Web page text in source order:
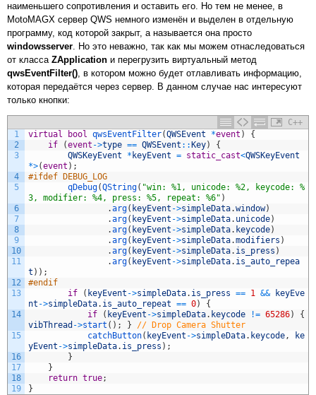
наименьшего сопротивления и оставить его. Но тем не менее, в
MotoMAGX сервер QWS немного изменён и выделен в отдельную
программу, код которой закрыт, а называется она просто
windowsserver. Но это неважно, так как мы можем отнаследоваться
от класса ZApplication и перегрузить виртуальный метод
qwsEventFilter(), в котором можно будет отлавливать информацию,
которая передаётся через сервер. В данном случае нас интересуют
только кнопки:
C++
1
2
3
4
5
6
7
8
9
10
11
12
13
14
15
16
17
18
19
virtual bool qwsEventFilter(QWSEvent *event )
{
if
(event ->type == QWSEvent :: Key)
{
QWSKeyEvent
* keyEvent = static_cast<QWSKeyEvent
*>(event ) ;
#ifdef DEBUG_LOG
qDebug(QString( "win: %1, unicode: %2, keycode: %
3, modifier: %4, press: %5, repeat: %6" )
.arg( keyEvent ->simpleData.window)
.arg( keyEvent ->simpleData. unicode)
.arg( keyEvent ->simpleData. keycode)
.arg( keyEvent ->simpleData.modifiers )
.arg( keyEvent ->simpleData. is_press )
.arg( keyEvent ->simpleData. is_auto_repea
t ) ) ;
#endif
if
( keyEvent ->simpleData. is_press == 1 &&
keyEve
nt ->simpleData. is_auto_repeat == 0)
{
if
( keyEvent ->simpleData. keycode != 65286)
{
vibThread ->start ( ) ; }
// Drop Camera Shutter
catchButton( keyEvent ->simpleData. keycode,
ke
yEvent ->simpleData. is_press ) ;
}
}
return true;
}